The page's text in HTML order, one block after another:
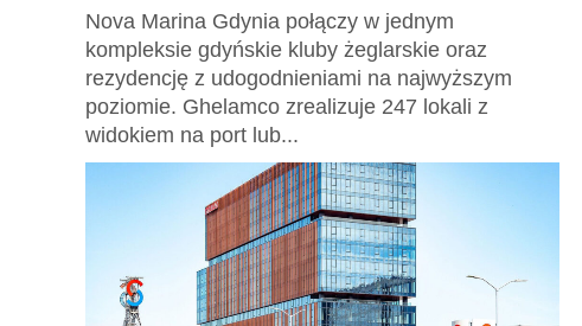
Nova Marina Gdynia połączy w jednym
kompleksie gdyńskie kluby żeglarskie oraz
rezydencję z udogodnieniami na najwyższym
poziomie. Ghelamco zrealizuje 247 lokali z
widokiem na port lub...